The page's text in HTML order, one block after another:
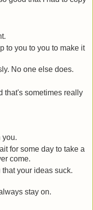
to you to you to make it
No one else does.
that's sometimes really
you.
for some day to take a
come.
your ideas suck.
stay on.